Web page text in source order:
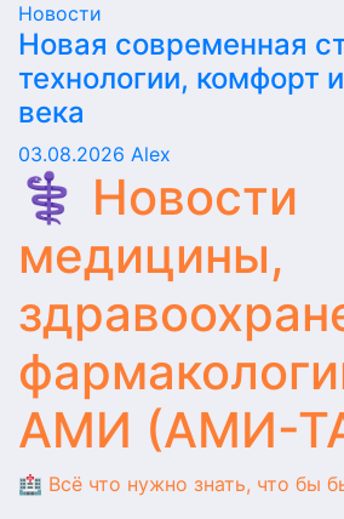
Новости
Новая современная
технологии, комфорт
века
03.08.2026 Alex
⚕️ Новости
медицины,
АМИ (АМИ-
🏥 Всё что нужно знать, что бы